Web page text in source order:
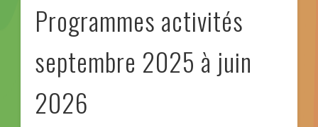
Programmes activités
septembre 2025 à juin
2026